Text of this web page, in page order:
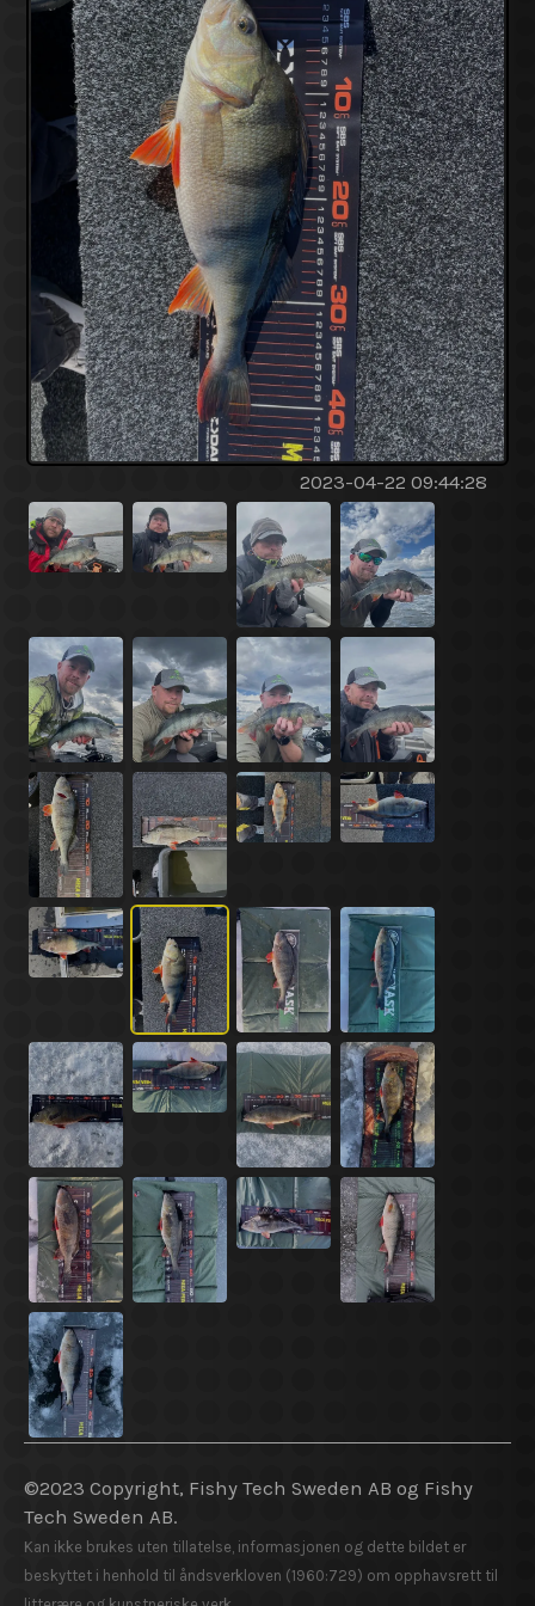
2023-04-22 09:44:28
©2023 Copyright, Fishy Tech Sweden AB og Fishy
Tech Sweden AB.
Kan ikke brukes uten tillatelse, informasjonen og dette bildet er
beskyttet i henhold til åndsverkloven (1960:729) om opphavsrett til